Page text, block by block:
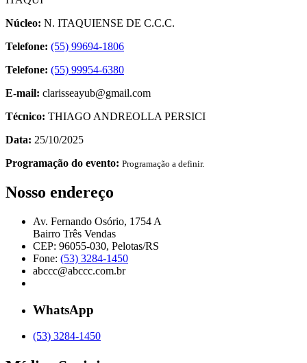
Núcleo: N. ITAQUIENSE DE C.C.C.
Telefone: (55) 99694-1806
Telefone: (55) 99954-6380
E-mail: clarisseayub@gmail.com
Técnico: THIAGO ANDREOLLA PERSICI
Data: 25/10/2025
Programação do evento: Programação a definir.
Nosso endereço
Av. Fernando Osório, 1754 A
Bairro Três Vendas
CEP: 96055-030, Pelotas/RS
Fone: (53) 3284-1450
abccc@abccc.com.br
WhatsApp
(53) 3284-1450